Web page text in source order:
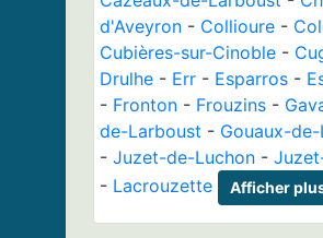
d'Aveyron - Collioure -
Cubières-sur-Cinoble -
Drulhe - Err - Esparros -
- Fronton - Frouzins -
de-Larboust - Gouaux-
- Juzet-de-Luchon -
- Lacrouzette Afficher